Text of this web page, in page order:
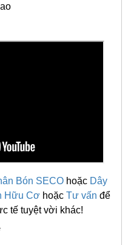
Bón SECO hoặc Dây
Hữu Cơ hoặc Tư vấn để
tế tuyệt vời khác!